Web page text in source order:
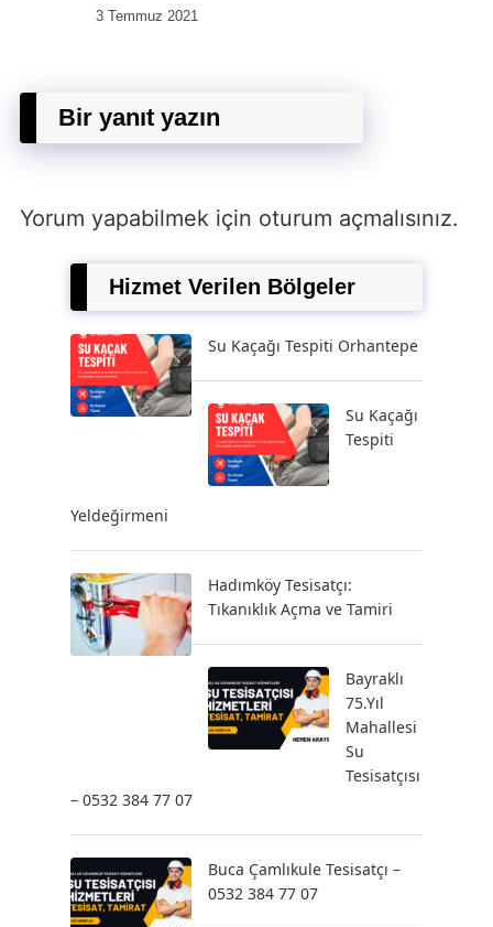
3 Temmuz 2021
Bir yanıt yazın
Yorum yapabilmek için oturum açmalısınız.
Hizmet Verilen Bölgeler
Su Kaçağı Tespiti Orhantepe
Su Kaçağı
Tespiti
Yeldeğirmeni
Hadımköy Tesisatçı:
Tıkanıklık Açma ve Tamiri
Bayraklı
75.Yıl
Mahallesi
Su
Tesisatçısı
– 0532 384 77 07
Buca Çamlıkule Tesisatçı –
0532 384 77 07